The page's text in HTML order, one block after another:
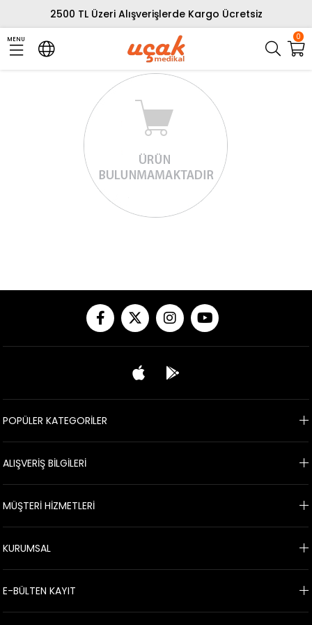
2500 TL Üzeri Alışverişlerde Kargo Ücretsiz
0
MENU
POPÜLER KATEGORİLER
ALIŞVERİŞ BİLGİLERİ
MÜŞTERİ HİZMETLERİ
KURUMSAL
E-BÜLTEN KAYIT